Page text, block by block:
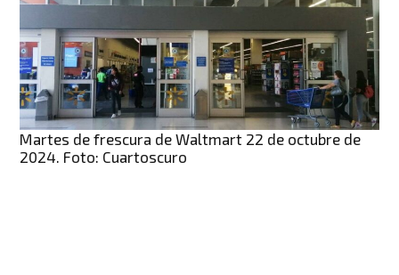
Martes de frescura de Waltmart 22 de octubre de
2024. Foto: Cuartoscuro